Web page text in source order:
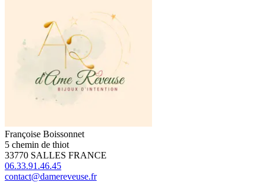
Françoise Boissonnet
5 chemin de thiot
33770 SALLES FRANCE
06.33.91.46.45
contact@damereveuse.fr